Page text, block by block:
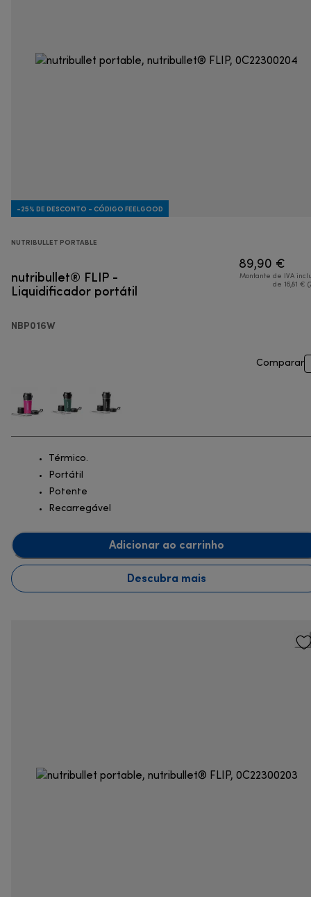
-25% DE DESCONTO - CÓDIGO FEELGOOD
NUTRIBULLET PORTABLE
nutribullet® FLIP -
Liquidificador portátil
NBP016W
89,90 €
Montante de IVA
de 16,81 €
Comparar
Térmico.
Portátil
Potente
Recarregável
Adicionar ao carrinho
Descubra mais